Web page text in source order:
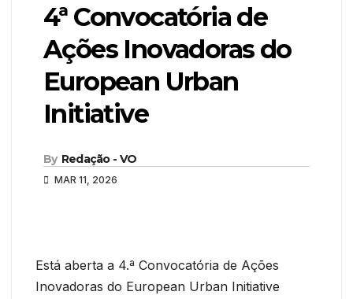
4ª Convocatória de
Ações Inovadoras do
European Urban
Initiative
By Redação - VO
MAR 11, 2026
Está aberta a 4.ª Convocatória de Ações
Inovadoras do European Urban Initiative